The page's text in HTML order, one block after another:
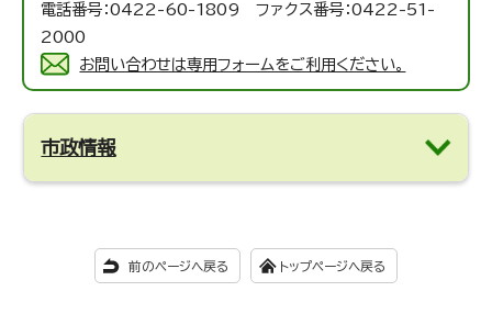
電話番号：0422-60-1809 ファクス番号：0422-51-
2000
お問い合わせは専用フォームをご利用ください。
市政情報
前のページへ戻る トップページへ戻る